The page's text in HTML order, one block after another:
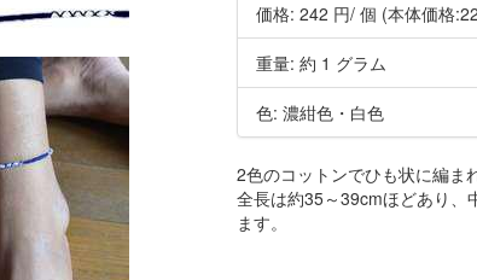
価格:242 円/ 個 (本体価格
重量: 約 1 グラム
色: 濃紺色・白色
2色のコットンでひも状に編ま
全長は約35～39cmほどあり、
ます。